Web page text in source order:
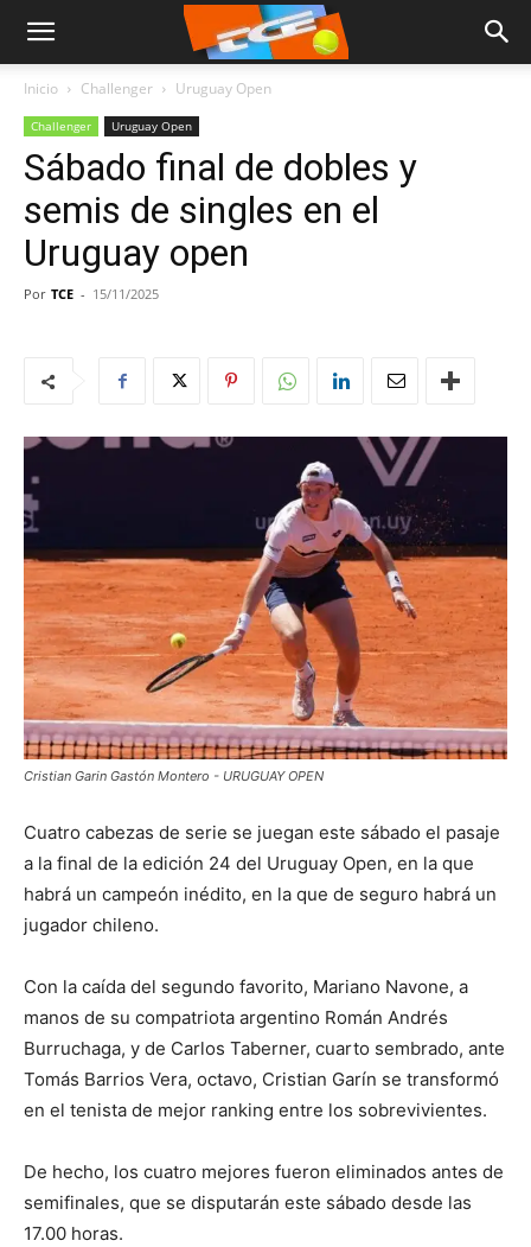
Inicio Challenger Uruguay Open
Challenger Uruguay Open
Sábado final de dobles y
semis de singles en el
Uruguay open
Por TCE - 15/11/2025
Cristian Garin Gastón Montero - URUGUAY OPEN
Cuatro cabezas de serie se juegan este sábado el pasaje
a la final de la edición 24 del Uruguay Open, en la que
habrá un campeón inédito, en la que de seguro habrá un
jugador chileno.
Con la caída del segundo favorito, Mariano Navone, a
manos de su compatriota argentino Román Andrés
Burruchaga, y de Carlos Taberner, cuarto sembrado, ante
Tomás Barrios Vera, octavo, Cristian Garín se transformó
en el tenista de mejor ranking entre los sobrevivientes.
De hecho, los cuatro mejores fueron eliminados antes de
semifinales, que se disputarán este sábado desde las
17.00 horas.